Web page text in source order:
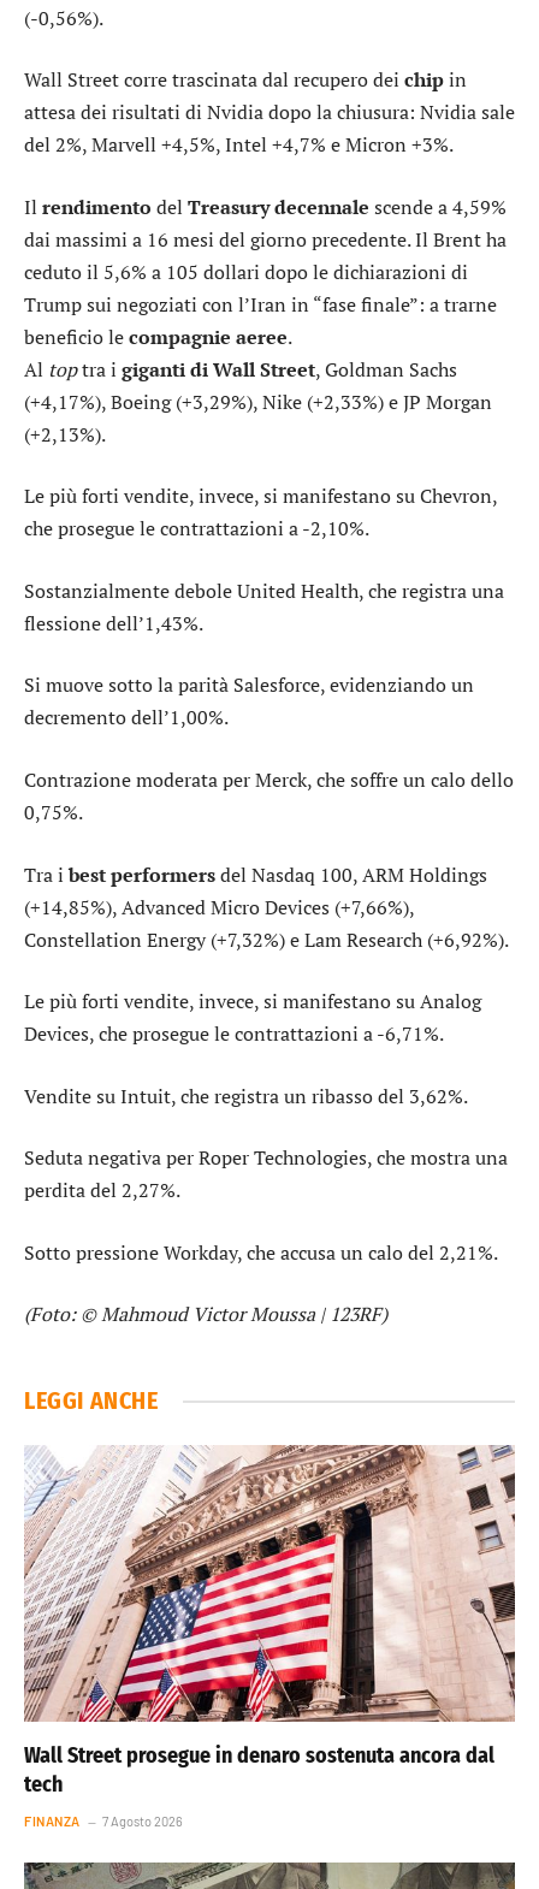
(-0,56%).
Wall Street corre trascinata dal recupero dei chipin
attesa dei risultati di Nvidia dopo la chiusura: Nvidia sale
del 2%, Marvell +4,5%, Intel +4,7% e Micron +3%.
Il rendimento del Treasury decennale scende a 4,59%
dai massimi a 16 mesi del giorno precedente. Il Brent ha
ceduto il 5,6% a 105 dollari dopo le dichiarazioni di
Trump sui negoziati con l’Iran in “fase finale”: a trarne
beneficio lecompagnie aeree.
Al toptra i giganti di Wall Street,Goldman Sachs
(+4,17%),Boeing(+3,29%),Nike (+2,33%) eJP Morgan
(+2,13%).
Le più forti vendite, invece, si manifestano suChevron,
che prosegue le contrattazioni a -2,10%.
Sostanzialmente deboleUnited Health, che registra una
flessione dell’1,43%.
Si muove sotto la parità Salesforce, evidenziando un
decremento dell’1,00%.
Contrazione moderata perMerck, che soffre un calo dello
0,75%.
Tra ibest performersdel Nasdaq 100,ARM Holdings
(+14,85%),Advanced Micro Devices (+7,66%),
Constellation Energy(+7,32%) eLam Research (+6,92%).
Le più forti vendite, invece, si manifestano suAnalog
Devices, che prosegue le contrattazioni a -6,71%.
Vendite suIntuit, che registra un ribasso del 3,62%.
Seduta negativa perRoper Technologies, che mostra una
perdita del 2,27%.
Sotto pressioneWorkday, che accusa un calo del 2,21%.
(Foto: © Mahmoud Victor Moussa | 123RF)
LEGGI ANCHE
Wall Street prosegue in denaro sostenuta ancora dal
tech
FINANZA 7 Agosto 2026